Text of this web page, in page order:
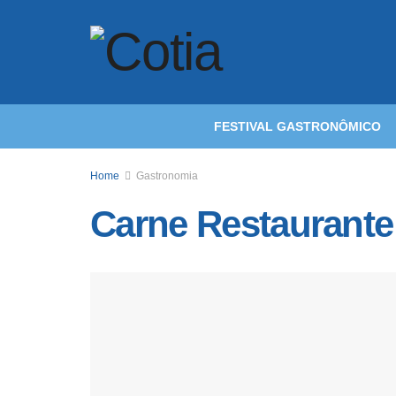
FESTIVAL GASTRONÔMICO
Home Gastronomia
Carne Restaurante